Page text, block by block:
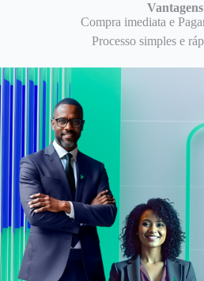
Compra imediata e
Processo simples e